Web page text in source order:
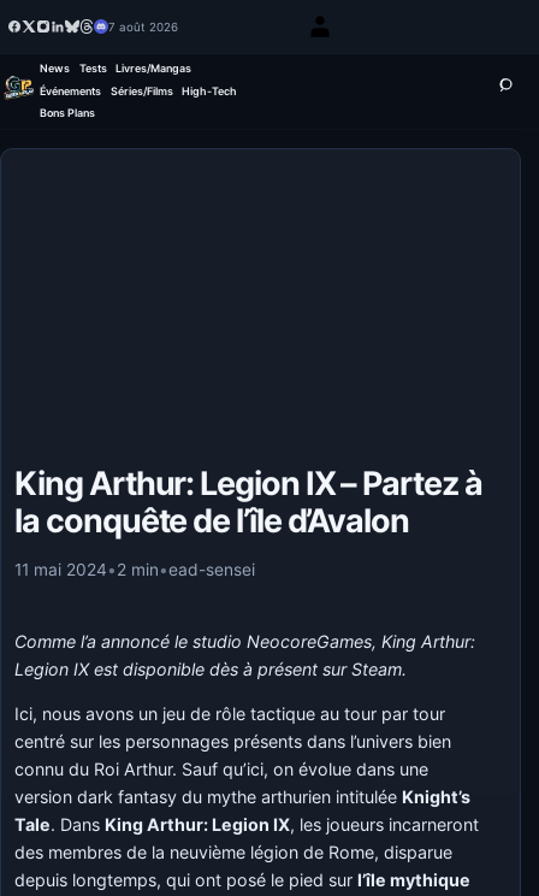
7 août 2026
News Tests
Livres/Mangas
Événements
Séries/Films
High-Tech
Bons Plans
King Arthur: Legion IX – Partez à
la conquête de l’île d’Avalon
11 mai 2024•2 min•ead-sensei
Comme l’a annoncé le studio NeocoreGames, King Arthur:
Legion IX est disponible dès à présent sur Steam.
Ici, nous avons un jeu de rôle tactique au tour par tour
centré sur les personnages présents dans l’univers bien
connu du Roi Arthur. Sauf qu’ici, on évolue dans une
version dark fantasy du mythe arthurien intitulée Knight’s
Tale. Dans King Arthur: Legion IX, les joueurs incarneront
des membres de la neuvième légion de Rome, disparue
depuis longtemps, qui ont posé le pied surl’île mythique